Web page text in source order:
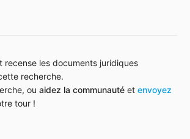
recense les documents juridiques
recherche.
ou aidez la communauté et envoyez
tour !